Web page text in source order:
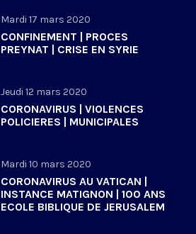
Mardi 17 mars 2020
CONFINEMENT | PROCES
PREYNAT | CRISE EN SYRIE
Jeudi 12 mars 2020
CORONAVIRUS | VIOLENCES
POLICIERES | MUNICIPALES
Mardi 10 mars 2020
CORONAVIRUS AU VATICAN |
INSTANCE MATIGNON | 100 ANS
ECOLE BIBLIQUE DE JERUSALEM